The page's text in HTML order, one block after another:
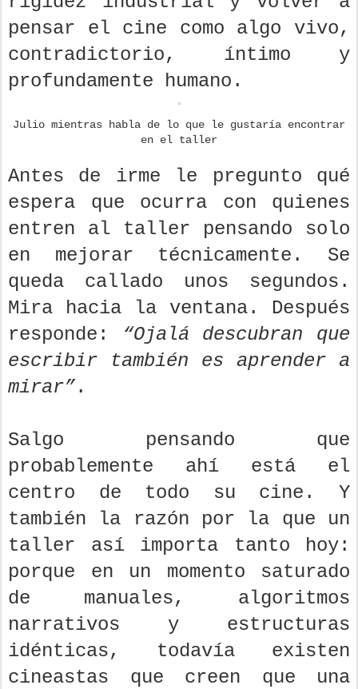
pensar el cine como algo vivo,
contradictorio, íntimo y
profundamente humano.
Julio mientras habla de lo que le gustaría encontrar
en el taller
Antes de irme le pregunto qué
espera que ocurra con quienes
entren al taller pensando solo
en mejorar técnicamente. Se
queda callado unos segundos.
Mira hacia la ventana. Después
responde:
“Ojalá descubran que
escribir también es aprender a
mirar”.
Salgo pensando que
probablemente ahí está el
centro de todo su cine. Y
también la razón por la que un
taller así importa tanto hoy:
porque en un momento saturado
de manuales, algoritmos
narrativos y estructuras
idénticas, todavía existen
cineastas que creen que una